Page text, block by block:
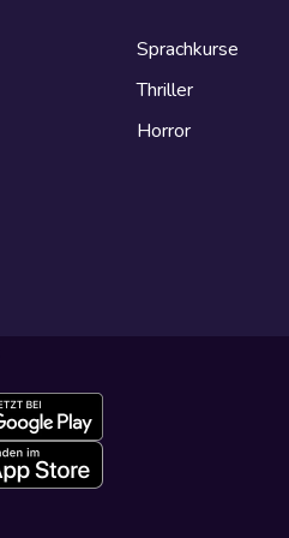
Sprachkurse
Thriller
Horror